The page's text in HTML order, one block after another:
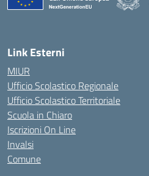
Link Esterni
MIUR
Ufficio Scolastico Regionale
Ufficio Scolastico Territoriale
Scuola in Chiaro
Iscrizioni On Line
Invalsi
Comune